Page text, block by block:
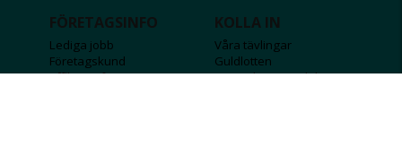
FÖRETAGSINFO
Lediga jobb
Företagskund
Affiliateinformation
KOLLA IN
Våra tävlingar
Guldlotten
Graverbara produkter